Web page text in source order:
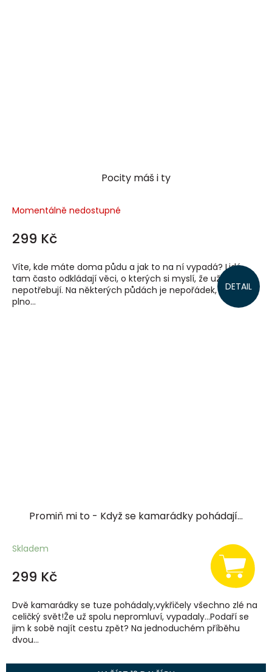
Pocity máš i ty
Momentálně nedostupné
299 Kč
DETAIL
Víte, kde máte doma půdu a jak to na ní vypadá? Lidé
tam často odkládají věci, o kterých si myslí, že už je
nepotřebují. Na některých půdách je nepořádek, špína,
plno...
Promiň mi to - Když se kamarádky pohádají...
Skladem
299 Kč
Dvě kamarádky se tuze pohádaly,vykřičely všechno zlé na
celičký svět!Že už spolu nepromluví, vypadaly…Podaří se
jim k sobě najít cestu zpět? Na jednoduchém příběhu
dvou...